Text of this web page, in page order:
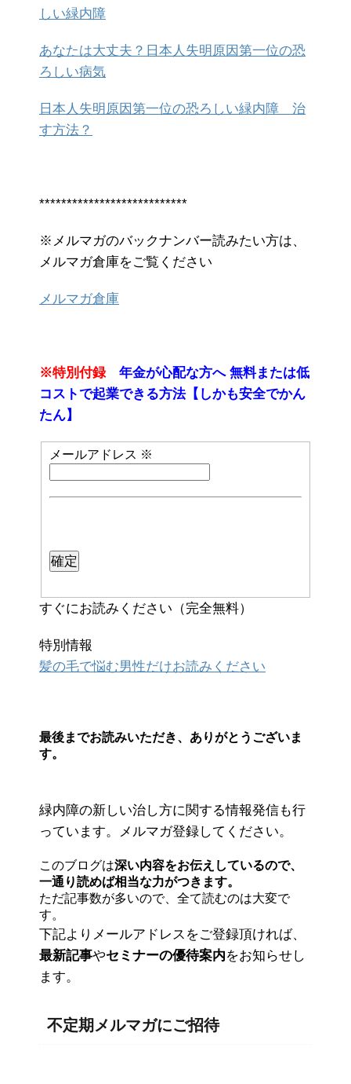
しい緑内障
あなたは大丈夫？日本人失明原因第一位の恐
ろしい病気
日本人失明原因第一位の恐ろしい緑内障 治
す方法？
***************************
※メルマガのバックナンバー読みたい方は、
メルマガ倉庫をご覧ください
メルマガ倉庫
※特別付録
年金が心配な方へ 無料または低
コストで起業できる方法【しかも安全でかん
たん】
メールアドレス ※
すぐにお読みください（完全無料）
特別情報
髪の毛で悩む男性だけお読みください
最後までお読みいただき、ありがとうございま
す。
緑内障の新しい治し方に関する情報発信も行
っています。メルマガ登録してください。
このブログは深い内容をお伝えしているので、
一通り読めば相当な力がつきます。
ただ記事数が多いので、全て読むのは大変で
す。
下記よりメールアドレスをご登録頂ければ、
最新記事やセミナーの優待案内をお知らせし
ます。
不定期メルマガにご招待